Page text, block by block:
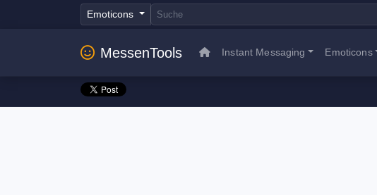
Emoticons
MessenTools Instant Messaging Emoticons